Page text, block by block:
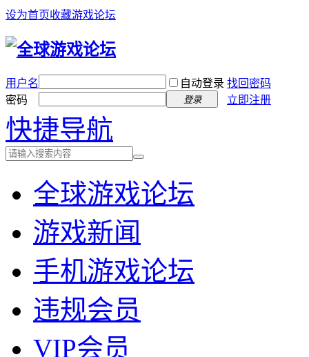
设为首页收藏游戏论坛
用户名 自动登录 找回密码
密码
登录 立即注册
快捷导航
全球游戏论坛
游戏新闻
手机游戏论坛
违规会员
VIP会员